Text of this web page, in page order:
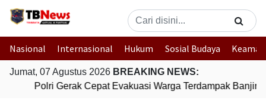
Nasional Internasional Hukum Sosial Budaya
Jumat, 07 Agustus 2026 BREAKING NEWS:
Polri Gerak Cepat Evakuasi Warga Terdampak Banjir